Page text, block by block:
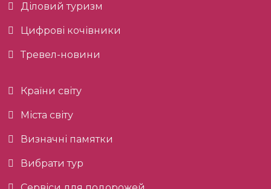
Діловий туризм
Цифрові кочівники
Тревел-новини
Країни світу
Міста світу
Визначні памятки
Вибрати тур